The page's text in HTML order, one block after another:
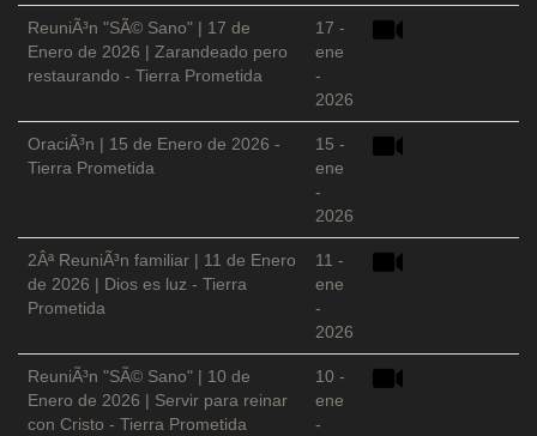
ReuniÃ³n "SÃ© Sano" | 17 de
Enero de 2026 | Zarandeado pero
restaurando - Tierra Prometida
17 -
ene
-
2026
OraciÃ³n | 15 de Enero de 2026 -
Tierra Prometida
15 -
ene
-
2026
2Âª ReuniÃ³n familiar | 11 de Enero
de 2026 | Dios es luz - Tierra
Prometida
11 -
ene
-
2026
ReuniÃ³n "SÃ© Sano" | 10 de
Enero de 2026 | Servir para reinar
con Cristo - Tierra Prometida
10 -
ene
-